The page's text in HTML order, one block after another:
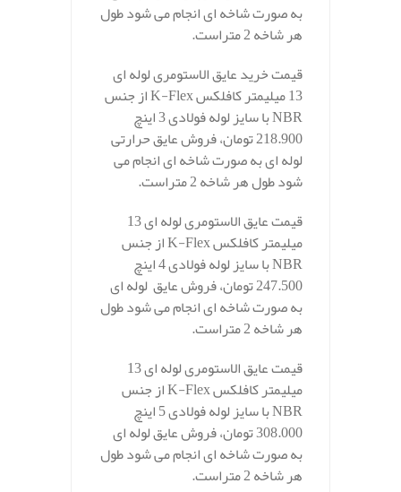
به صورت شاخه ای انجام می شود طول
هر شاخه 2 متراست.
قیمت خرید عایق الاستومری لوله ای
13 میلیمتر کافلکس K-Flex از جنس
NBR با سایز لوله فولادی 3 اینچ
218.900 تومان، فروش عایق حرارتی
لوله ای به صورت شاخه ای انجام می
شود طول هر شاخه 2 متراست.
قیمت عایق الاستومری لوله ای 13
میلیمتر کافلکس K-Flex از جنس
NBR با سایز لوله فولادی 4 اینچ
247.500 تومان، فروش عایق لوله ای
به صورت شاخه ای انجام می شود طول
هر شاخه 2 متراست.
قیمت عایق الاستومری لوله ای 13
میلیمتر کافلکس K-Flex از جنس
NBR با سایز لوله فولادی 5 اینچ
308.000 تومان، فروش عایق لوله ای
به صورت شاخه ای انجام می شود طول
هر شاخه 2 متراست.